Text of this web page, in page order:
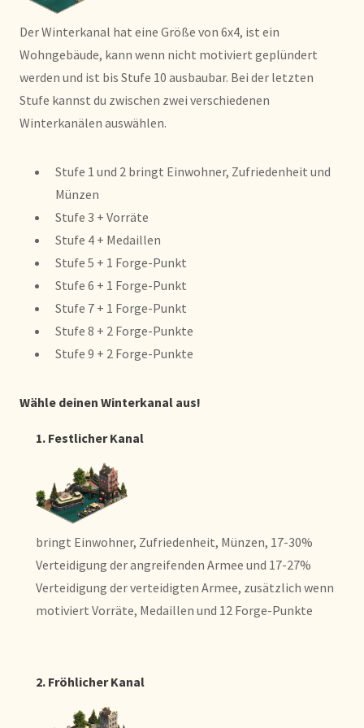
Der Winterkanal hat eine Größe von 6x4, ist ein
Wohngebäude, kann wenn nicht motiviert geplündert
werden und ist bis Stufe 10 ausbaubar. Bei der letzten
Stufe kannst du zwischen zwei verschiedenen
Winterkanälen auswählen.
Stufe 1 und 2 bringt Einwohner, Zufriedenheit und
Münzen
Stufe 3 + Vorräte
Stufe 4 + Medaillen
Stufe 5 + 1 Forge-Punkt
Stufe 6 + 1 Forge-Punkt
Stufe 7 + 1 Forge-Punkt
Stufe 8 + 2 Forge-Punkte
Stufe 9 + 2 Forge-Punkte
Wähle deinen Winterkanal aus!
1. Festlicher Kanal
bringt Einwohner, Zufriedenheit, Münzen, 17-30%
Verteidigung der angreifenden Armee und 17-27%
Verteidigung der verteidigten Armee, zusätzlich wenn
motiviert Vorräte, Medaillen und 12 Forge-Punkte
2. Fröhlicher Kanal